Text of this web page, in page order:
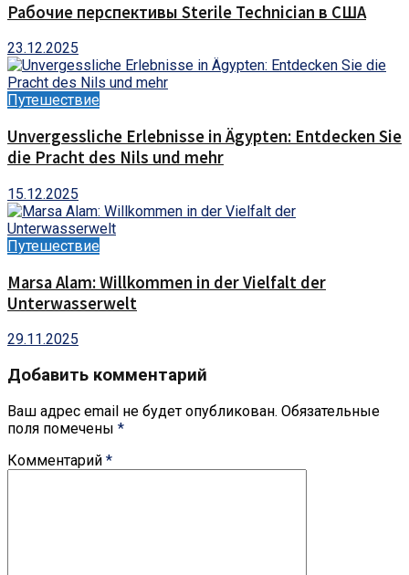
Рабочие перспективы Sterile Technician в США
23.12.2025
Путешествие
Unvergessliche Erlebnisse in Ägypten: Entdecken Sie
die Pracht des Nils und mehr
15.12.2025
Путешествие
Marsa Alam: Willkommen in der Vielfalt der
Unterwasserwelt
29.11.2025
Добавить комментарий
Ваш адрес email не будет опубликован. Обязательные
поля помечены *
Комментарий *